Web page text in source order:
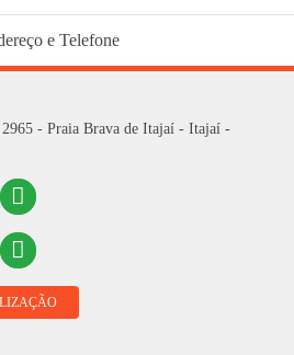
e Telefone
- Praia Brava de Itajaí - Itajaí -